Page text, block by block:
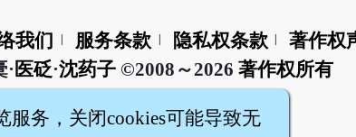
我们 服务条款 隐私权条款
著作权
· 医砭·沈药子©2008～2026 著作权所有
服务，关闭cookies可能导致无